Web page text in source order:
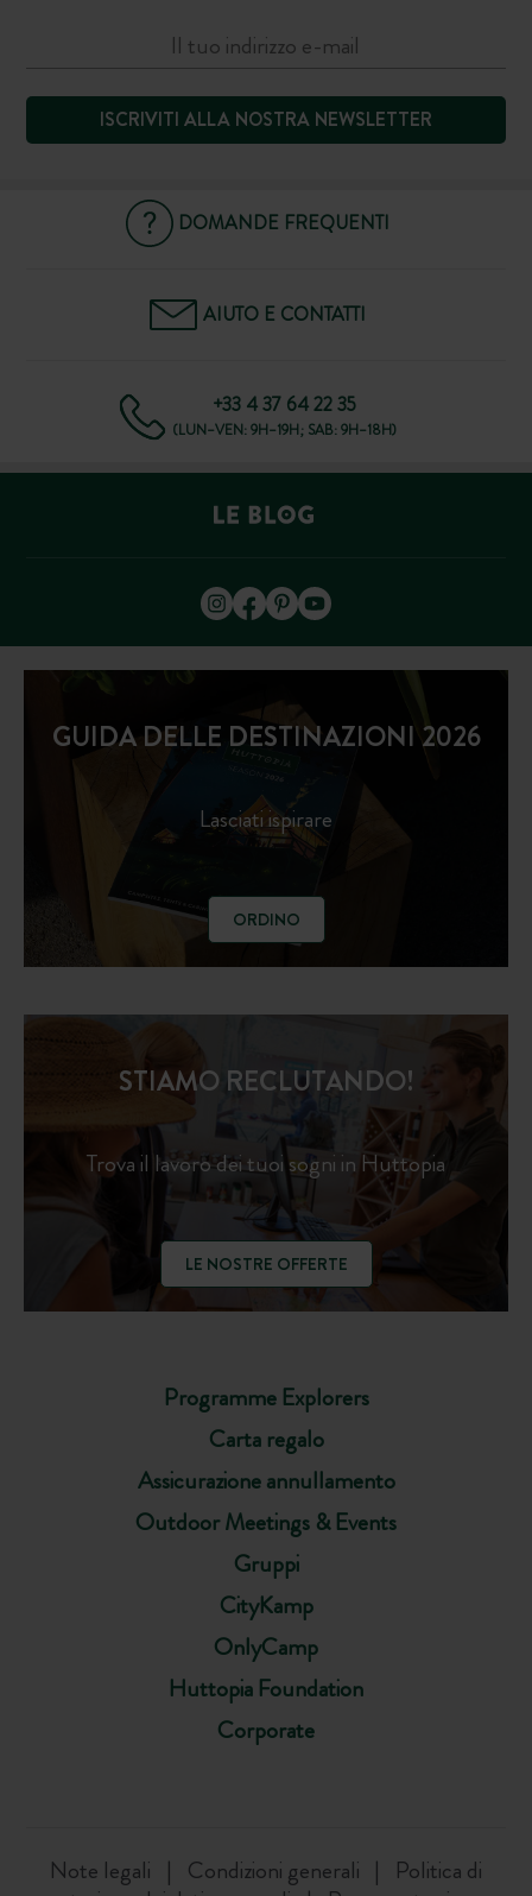
ISCRIVITI ALLA NOSTRA NEWSLETTER
DOMANDE FREQUENTI
AIUTO E CONTATTI
+33 4 37 64 22 35
(LUN–VEN: 9H–19H; SAB: 9H–18H)
GUIDA DELLE DESTINAZIONI 2026
Lasciati ispirare
ORDINO
Programme Explorers
Carta regalo
Assicurazione annullamento
Outdoor Meetings & Events
Gruppi
CityKamp
OnlyCamp
Huttopia Foundation
Corporate
STIAMO RECLUTANDO!
Trova il lavoro dei tuoi sogni in Huttopia
LE NOSTRE OFFERTE
Note legali Condizioni generali
Politica di